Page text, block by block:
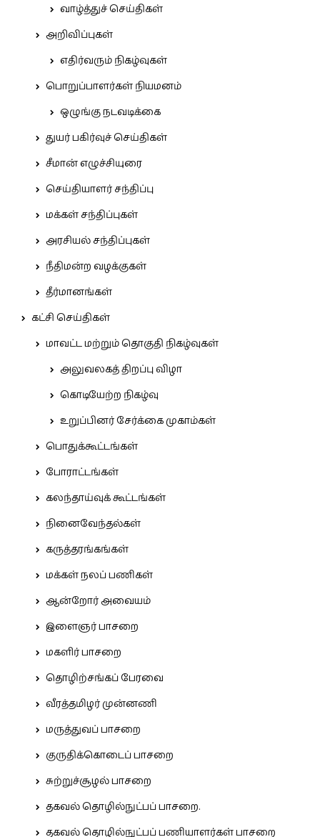
வாழ்த்துச் செய்திகள்
அறிவிப்புகள்
எதிர்வரும் நிகழ்வுகள்
பொறுப்பாளர்கள் நியமனம்
ஒழுங்கு நடவடிக்கை
துயர் பகிர்வுச் செய்திகள்
சீமான் எழுச்சியுரை
செய்தியாளர் சந்திப்பு
மக்கள் சந்திப்புகள்
அரசியல் சந்திப்புகள்
நீதிமன்ற வழக்குகள்
தீர்மானங்கள்
கட்சி செய்திகள்
மாவட்ட மற்றும் தொகுதி நிகழ்வுகள்
அலுவலகத் திறப்பு விழா
கொடியேற்ற நிகழ்வு
உறுப்பினர் சேர்க்கை முகாம்கள்
பொதுக்கூட்டங்கள்
போராட்டங்கள்
கலந்தாய்வுக் கூட்டங்கள்
நினைவேந்தல்கள்
கருத்தரங்கங்கள்
மக்கள் நலப் பணிகள்
ஆன்றோர் அவையம்
இளைஞர் பாசறை
மகளிர் பாசறை
தொழிற்சங்கப் பேரவை
வீரத்தமிழர் முன்னணி
மருத்துவப் பாசறை
குருதிக்கொடைப் பாசறை
சுற்றுச்சூழல் பாசறை
தகவல் தொழில்நுட்பப் பாசறை.
தகவல் தொழில்நுட்பப் பணியாளர்கள் பாசறை